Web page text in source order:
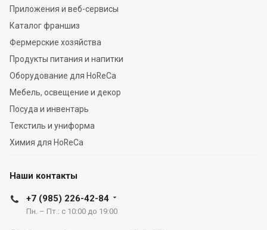
Приложения и веб-сервисы
Каталог франшиз
Фермерские хозяйства
Продукты питания и напитки
Оборудование для HoReCa
Мебель, освещение и декор
Посуда и инвентарь
Текстиль и униформа
Химия для HoReCa
Наши контакты
+7 (985) 226-42-84
Пн. – Пт.: с 10:00 до 19:00